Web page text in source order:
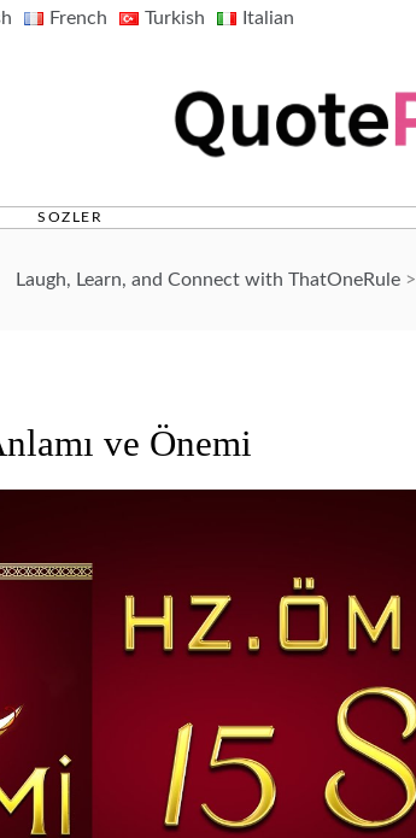
French Turkish Italian
SOZLER
Laugh, Learn, and Connect with ThatOneRule>
ve Önemi